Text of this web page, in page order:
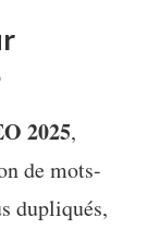
2025,
de mots-
dupliqués,